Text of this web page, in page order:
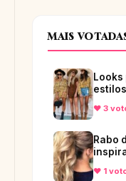
MAIS
♥ 3
Rabo
♥ 1